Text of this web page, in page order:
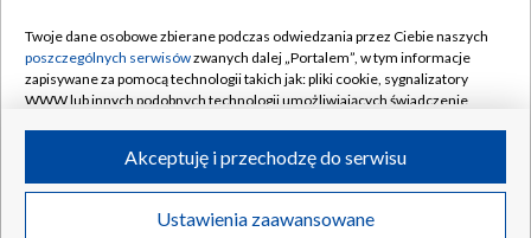
Rada Programowa
System NOS
Informacje o nadawcy
Program dla prasy
Kontakt
Kanały
©2026 Telewizja Polska S.A. w likwidacji
Twoje dane osobowe zbierane podczas odwiedzania przez Ciebie naszych
poszczególnych serwisówzwanych dalej „Portalem”, w tym informacje
zapisywane za pomocą technologii takich jak: pliki cookie, sygnalizatory
WWW lub innych podobnych technologii umożliwiających świadczenie
ruchu w Internecie.
Twoje dane osobowe zbierane podczas odwiedzania przez Ciebie
poszczególnych serwisówna Portalu, takie jak adresy IP, identyfikatory
Ustawienia zaawansowane
Akceptuję i przechodzę do serwisu